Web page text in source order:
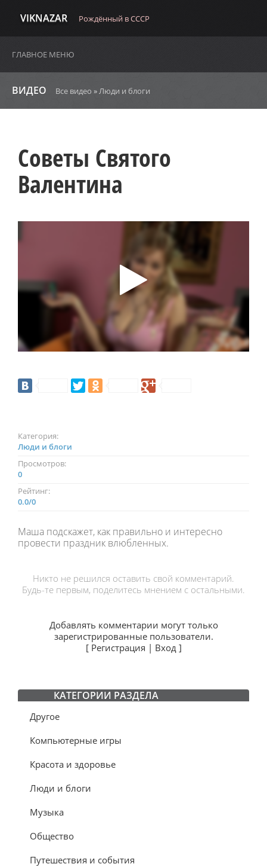
VIKNAZAR Рождённый в СССР
ГЛАВНОЕ МЕНЮ
ВИДЕО Все видео »Люди и блоги
Советы Святого
Валентина
Категория:
Люди и блоги
Просмотров:
0
Рейтинг:
0.0/0
Маша подскажет, как правильно и интересно
провести праздник влюбленных.
Никто не решился оставить свой комментарий.
Будь-те первым, поделитесь мнением с остальными.
Добавлять комментарии могут только
зарегистрированные пользователи.
[ Регистрация | Вход]
КАТЕГОРИИ РАЗДЕЛА
Другое
Компьютерные игры
Красота и здоровье
Люди и блоги
Музыка
Общество
Путешествия и события